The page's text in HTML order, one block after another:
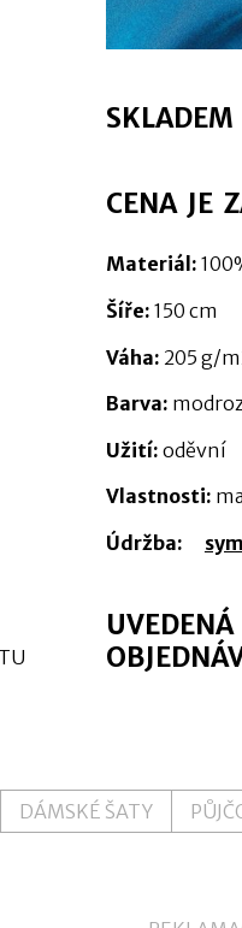
CENA JE
Materiál:
Šíře: 150 cm
Váha: 205 g/
Barva:
Užití: oděvní
Vlastnosti:
Údržba:
DÁMSKÉ ŠATY